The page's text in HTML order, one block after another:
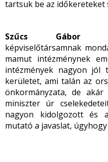
tartsuk be az időkereteket
Szűcs Gábor
képviselőtársamnak
mamut intézménynek
intézmények nagyon jól
kerületet, ami talán az
önkormányzata, de akár
miniszter úr
nagyon kidolgozott és
mutató a javaslat,